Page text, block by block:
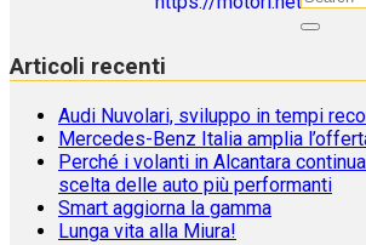
Articoli recenti
Audi Nuvolari, sviluppo in tempi
Mercedes-Benz Italia amplia
Perché i volanti in Alcantara
scelta delle auto più performanti
Smart aggiorna la gamma
Lunga vita alla Miura!